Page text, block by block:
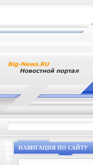
НАВИГАЦИЯ ПО САЙТУ